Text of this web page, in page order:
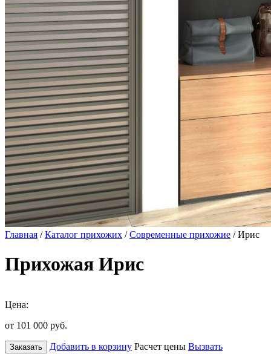
Главная /Каталог прихожих /Современные прихожие / Ирис
Прихожая Ирис
Цена:
от 101 000 руб.
Заказать Добавить в корзину Расчет цены Вызвать